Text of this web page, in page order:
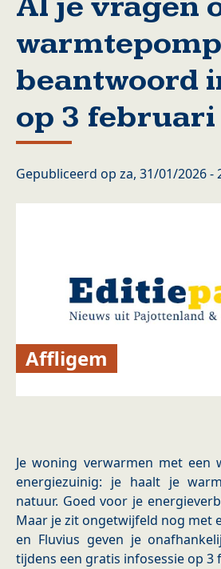
beantwoord
op 3 februari
Gepubliceerd op za, 31/01/2026 -
Affligem
Je woning verwarmen met een
energiezuinig: je haalt je
natuur. Goed voor je
Maar je zit ongetwijfeld nog met
en Fluvius geven je
tijdens een gratis infosessie op 3